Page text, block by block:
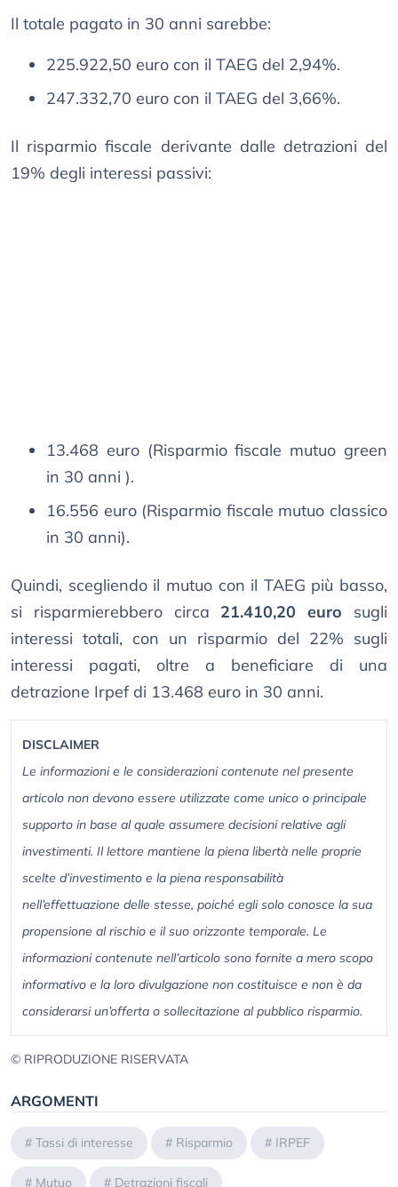
Il totale pagato in 30 anni sarebbe:
225.922,50 euro con il TAEG del 2,94%.
247.332,70 euro con il TAEG del 3,66%.
Il risparmio fiscale derivante dalle detrazioni del
19% degli interessi passivi:
13.468 euro (Risparmio fiscale mutuo green
in 30 anni ).
16.556 euro (Risparmio fiscale mutuo classico
in 30 anni).
Quindi, scegliendo il mutuo con il TAEG più basso,
si risparmierebbero circa 21.410,20 euro sugli
interessi totali, con un risparmio del 22% sugli
interessi pagati, oltre a beneficiare di una
detrazione Irpef di 13.468 euro in 30 anni.
DISCLAIMER
Le informazioni e le considerazioni contenute nel presente
articolo non devono essere utilizzate come unico o principale
supporto in base al quale assumere decisioni relative agli
investimenti. Il lettore mantiene la piena libertà nelle proprie
scelte d’investimento e la piena responsabilità
nell’effettuazione delle stesse, poiché egli solo conosce la sua
propensione al rischio e il suo orizzonte temporale. Le
informazioni contenute nell’articolo sono fornite a mero scopo
informativo e la loro divulgazione non costituisce e non è da
considerarsi un’offerta o sollecitazione al pubblico risparmio.
© RIPRODUZIONE RISERVATA
ARGOMENTI
# Tassi di interesse # Risparmio # IRPEF
# Mutuo # Detrazioni fiscali